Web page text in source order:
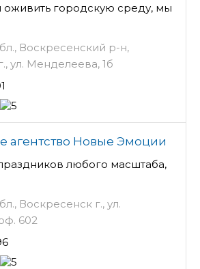
городскую среду, мы
Воскресенский р-н,
ул. Менделеева, 1б
агентство Новые Эмоции
любого масштаба,
Воскресенск г., ул.
602